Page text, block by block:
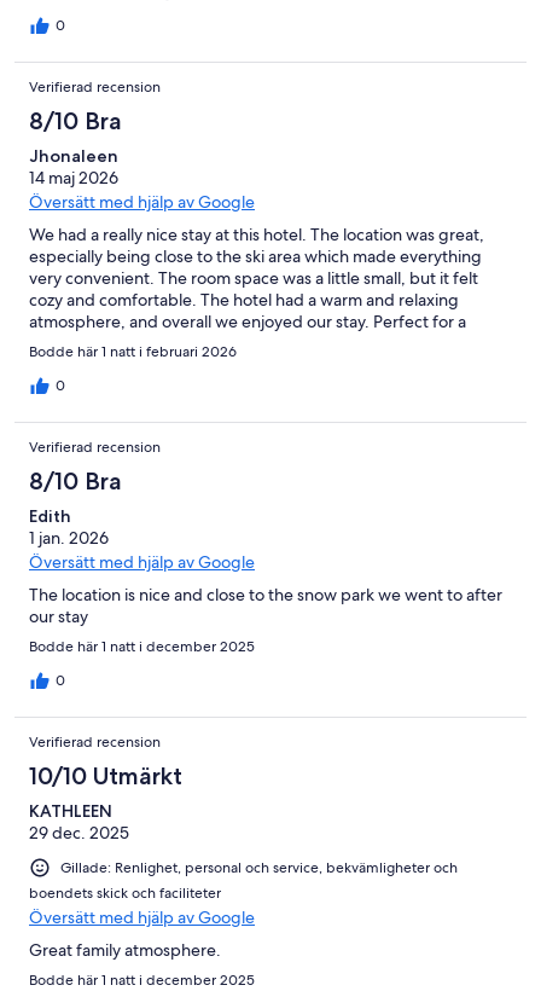
0
Verifierad recension
8/10 Bra
Jhonaleen
14 maj 2026
Översätt med hjälp av Google
We had a really nice stay at this hotel. The location was great,
especially being close to the ski area which made everything
very convenient. The room space was a little small, but it felt
cozy and comfortable. The hotel had a warm and relaxing
atmosphere, and overall we enjoyed our stay. Perfect for a
simple and cozy getaway near the slopes.
Bodde här 1 natt i februari 2026
0
Verifierad recension
8/10 Bra
Edith
1 jan. 2026
Översätt med hjälp av Google
The location is nice and close to the snow park we went to after
our stay
Bodde här 1 natt i december 2025
0
Verifierad recension
10/10 Utmärkt
KATHLEEN
29 dec. 2025
Gillade: Renlighet, personal och service, bekvämligheter och
boendets skick och faciliteter
Översätt med hjälp av Google
Great family atmosphere.
Bodde här 1 natt i december 2025